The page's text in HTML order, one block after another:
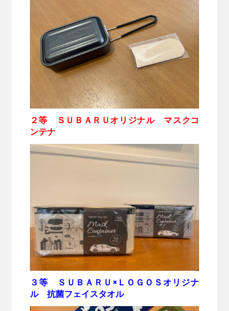
２等 ＳＵＢＡＲＵオリジナル マスクコ
ンテナ
３等 ＳＵＢＡＲＵ×ＬＯＧＯＳオリジナ
ル 抗菌フェイスタオル